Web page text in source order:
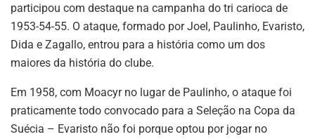
participou com destaque na campanha do tri carioca de
1953-54-55. O ataque, formado por Joel, Paulinho, Evaristo,
Dida e Zagallo, entrou para a história como um dos
maiores da história do clube.
Em 1958, com Moacyr no lugar de Paulinho, o ataque foi
praticamente todo convocado para a Seleção na Copa da
Suécia – Evaristo não foi porque optou por jogar no